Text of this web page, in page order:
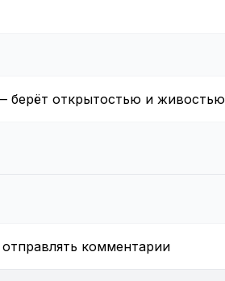
берёт открытостью и живостью
комментарии